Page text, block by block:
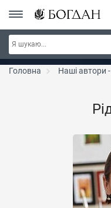
РОЗПРОДАЖ ~ 150 грн ~ 200
300 грн ~
Головна Наші автори